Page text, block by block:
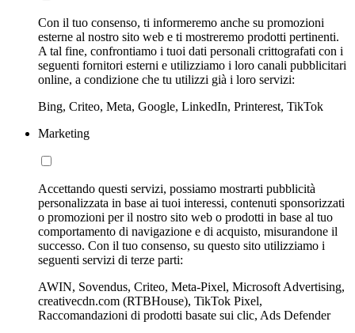
Con il tuo consenso, ti informeremo anche su promozioni
esterne al nostro sito web e ti mostreremo prodotti pertinenti.
A tal fine, confrontiamo i tuoi dati personali crittografati con i
seguenti fornitori esterni e utilizziamo i loro canali pubblicitari
online, a condizione che tu utilizzi già i loro servizi:
Bing, Criteo, Meta, Google, LinkedIn, Printerest, TikTok
Marketing
Accettando questi servizi, possiamo mostrarti pubblicità
personalizzata in base ai tuoi interessi, contenuti sponsorizzati
o promozioni per il nostro sito web o prodotti in base al tuo
comportamento di navigazione e di acquisto, misurandone il
successo. Con il tuo consenso, su questo sito utilizziamo i
seguenti servizi di terze parti:
AWIN, Sovendus, Criteo, Meta-Pixel, Microsoft Advertising,
creativecdn.com (RTBHouse), TikTok Pixel,
Raccomandazioni di prodotti basate sui clic, Ads Defender